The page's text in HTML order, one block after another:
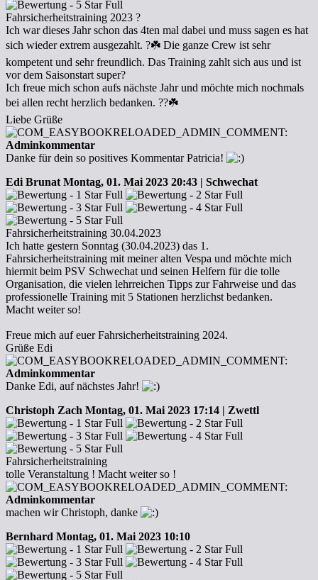
Fahrsicherheitstraining 2023 ?
Ich war dieses Jahr schon das 4ten mal dabei und muss sagen es hat
sich wieder extrem ausgezahlt. ?☘️ Die ganze Crew ist sehr
kompetent und sehr freundlich. Das Training zahlt sich aus und ist
vor dem Saisonstart super?
Ich freue mich schon aufs nächste Jahr und möchte mich nochmals
bei allen recht herzlich bedanken. ?️?☘️
Liebe Grüße
Adminkommentar
Danke für dein so positives Kommentar Patricia!
Edi Brunat Montag, 01. Mai 2023 20:43 | Schwechat
Fahrsicherheitstraining 30.04.2023
Ich hatte gestern Sonntag (30.04.2023) das 1.
Fahrsicherheitstraining mit meiner alten Vespa und möchte mich
hiermit beim PSV Schwechat und seinen Helfern für die tolle
Organisation, die vielen lehrreichen Tipps zur Fahrweise und das
professionelle Training mit 5 Stationen herzlichst bedanken.
Macht weiter so!
Freue mich auf euer Fahrsicherheitstraining 2024.
Grüße Edi
Adminkommentar
Danke Edi, auf nächstes Jahr!
Christoph Zach Montag, 01. Mai 2023 17:14 | Zwettl
Fahrsicherheitstraining
tolle Veranstaltung ! Macht weiter so !
Adminkommentar
machen wir Christoph, danke
Bernhard Montag, 01. Mai 2023 10:10